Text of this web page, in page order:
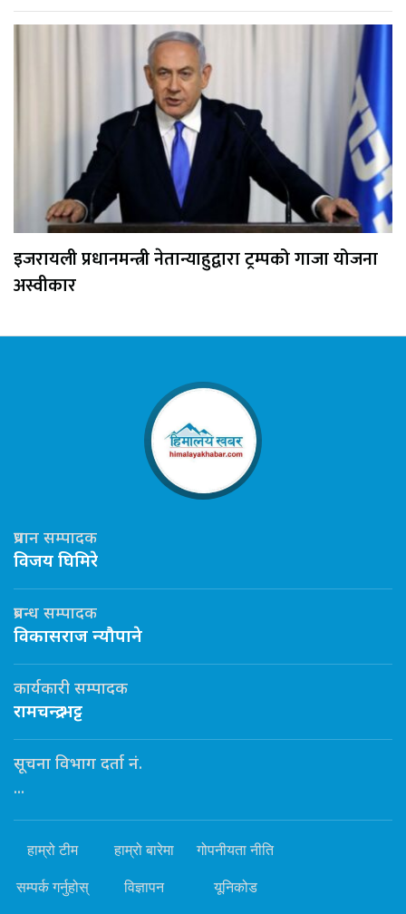
इजरायली प्रधानमन्त्री नेतान्याहुद्वारा ट्रम्पको गाजा योजना
अस्वीकार
प्रधान सम्पादक
विजय घिमिरे
प्रबन्ध सम्पादक
विकासराज न्यौपाने
कार्यकारी सम्पादक
रामचन्द्र भट्ट
सूचना विभाग दर्ता नं.
...
हाम्रो टीम हाम्रो बारेमा गोपनीयता नीति
सम्पर्क गर्नुहोस् विज्ञापन यूनिकोड